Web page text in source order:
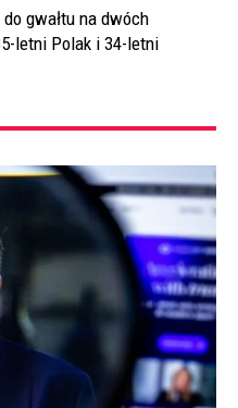
do gwałtu na dwóch
letni Polak i 34-letni